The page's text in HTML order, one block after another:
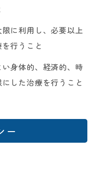
に利用し、必要以上
行うこと
身体的、経済的、時
した治療を行うこと
ー